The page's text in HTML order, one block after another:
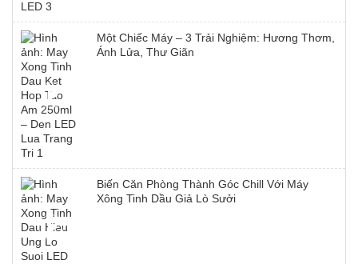
Một Chiếc Máy – 3 Trải Nghiệm: Hương Thơm,
Ánh Lửa, Thư Giãn
Biến Căn Phòng Thành Góc Chill Với Máy
Xông Tinh Dầu Giả Lò Sưởi